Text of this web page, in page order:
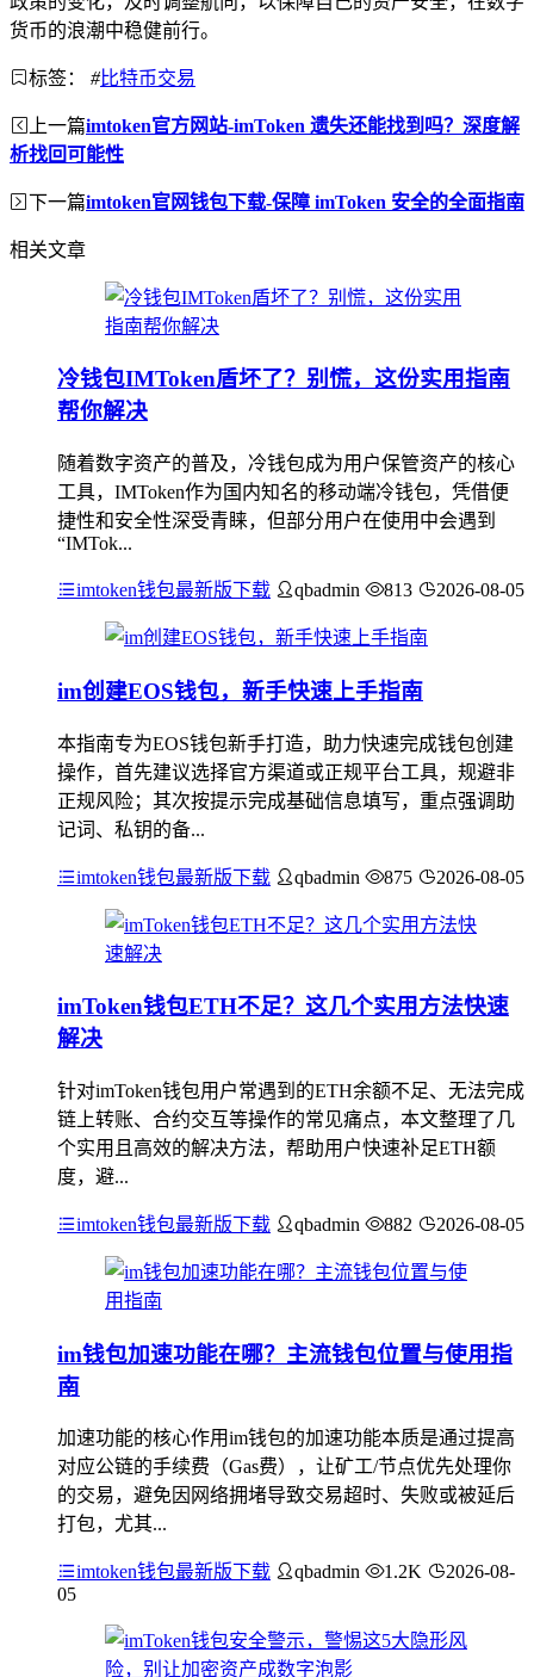
货币的浪潮中稳健前行。
标签： #比特币交易
上一篇imtoken官方网站-imToken 遗失还能找到吗？深度解
析找回可能性
下一篇imtoken官网钱包下载-保障 imToken 安全的全面指南
相关文章
冷钱包IMToken盾坏了？别慌，这份实用指南
帮你解决
随着数字资产的普及，冷钱包成为用户保管资产的核心
工具，IMToken作为国内知名的移动端冷钱包，凭借便
捷性和安全性深受青睐，但部分用户在使用中会遇到
“IMTok...
imtoken钱包最新版下载 qbadmin 813 2026-08-05
im创建EOS钱包，新手快速上手指南
本指南专为EOS钱包新手打造，助力快速完成钱包创建
操作，首先建议选择官方渠道或正规平台工具，规避非
正规风险；其次按提示完成基础信息填写，重点强调助
记词、私钥的备...
imtoken钱包最新版下载 qbadmin 875 2026-08-05
imToken钱包ETH不足？这几个实用方法快速
解决
针对imToken钱包用户常遇到的ETH余额不足、无法完成
链上转账、合约交互等操作的常见痛点，本文整理了几
个实用且高效的解决方法，帮助用户快速补足ETH额
度，避...
imtoken钱包最新版下载 qbadmin 882 2026-08-05
im钱包加速功能在哪？主流钱包位置与使用指
南
加速功能的核心作用im钱包的加速功能本质是通过提高
对应公链的手续费（Gas费），让矿工/节点优先处理你
的交易，避免因网络拥堵导致交易超时、失败或被延后
打包，尤其...
imtoken钱包最新版下载 qbadmin 1.2K
2026-08-
05